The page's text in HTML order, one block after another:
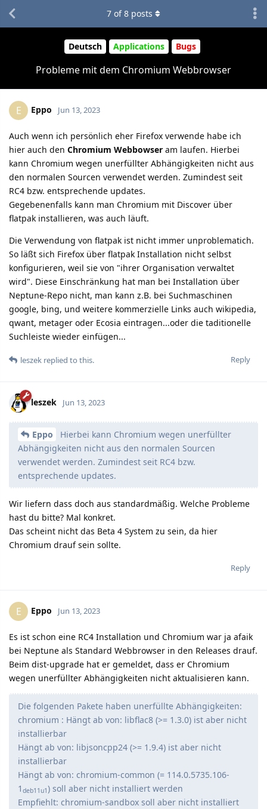
Deutsch Applications Bugs
Probleme mit dem Chromium Webbrowser
7 of8 posts
E Eppo Jun 13, 2023
Auch wenn ich persönlich eher Firefox verwende habe ich
hier auch den Chromium Webbowser am laufen. Hierbei
kann Chromium wegen unerfüllter Abhängigkeiten nicht aus
den normalen Sourcen verwendet werden. Zumindest seit
RC4 bzw. entsprechende updates.
Gegebenenfalls kann man Chromium mit Discover über
flatpak installieren, was auch läuft.
Die Verwendung von flatpak ist nicht immer unproblematich.
So läßt sich Firefox über flatpak Installation nicht selbst
konfigurieren, weil sie von "ihrer Organisation verwaltet
wird". Diese Einschränkung hat man bei Installation über
Neptune-Repo nicht, man kann z.B. bei Suchmaschinen
google, bing, und weitere kommerzielle Links auch wikipedia,
qwant, metager oder Ecosia eintragen...oder die taditionelle
Suchleiste wieder einfügen...
Reply
leszek replied to this.
leszek Jun 13, 2023
Eppo
Hierbei kann Chromium wegen unerfüllter
Abhängigkeiten nicht aus den normalen Sourcen
verwendet werden. Zumindest seit RC4 bzw.
entsprechende updates.
Wir liefern dass doch aus standardmäßig. Welche Probleme
hast du bitte? Mal konkret.
Das scheint nicht das Beta 4 System zu sein, da hier
Chromium drauf sein sollte.
Reply
E Eppo Jun 13, 2023
Es ist schon eine RC4 Installation und Chromium war ja afaik
bei Neptune als Standard Webbrowser in den Releases drauf.
Beim dist-upgrade hat er gemeldet, dass er Chromium
wegen unerfüllter Abhängigkeiten nicht aktualisieren kann.
Die folgenden Pakete haben unerfüllte Abhängigkeiten:
chromium : Hängt ab von: libflac8 (>= 1.3.0) ist aber nicht
installierbar
Hängt ab von: libjsoncpp24 (>= 1.9.4) ist aber nicht
installierbar
Hängt ab von: chromium-common (= 114.0.5735.106-
1 deb11u1) soll aber nicht installiert werden
Empfiehlt: chromium-sandbox soll aber nicht installiert